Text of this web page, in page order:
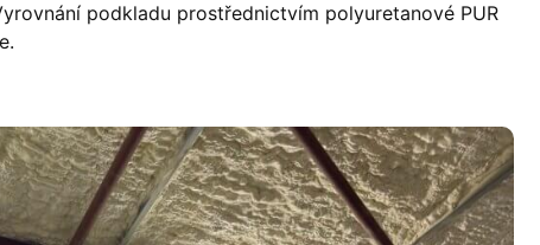
podkladu prostřednictvím polyuretanové PUR